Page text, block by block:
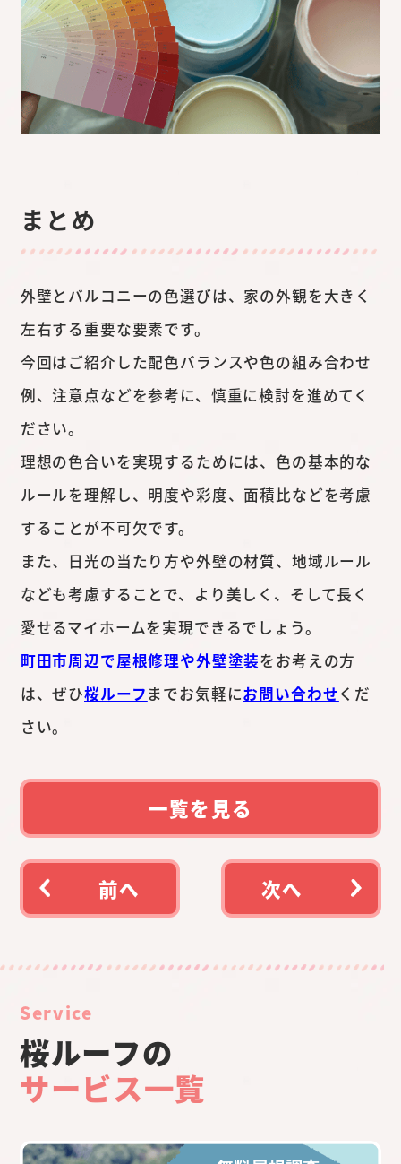
まとめ
外壁とバルコニーの色選びは、家の外観を大きく
左右する重要な要素です。
今回はご紹介した配色バランスや色の組み合わせ
例、注意点などを参考に、慎重に検討を進めてく
ださい。
理想の色合いを実現するためには、色の基本的な
ルールを理解し、明度や彩度、面積比などを考慮
することが不可欠です。
また、日光の当たり方や外壁の材質、地域ルール
なども考慮することで、より美しく、そして長く
愛せるマイホームを実現できるでしょう。
町田市周辺で屋根修理や外壁塗装をお考えの方
は、ぜひ桜ルーフ までお気軽にお問い合わせくだ
さい。
前へ
一覧を見る
次へ
Service
桜ルーフの
サービス一覧